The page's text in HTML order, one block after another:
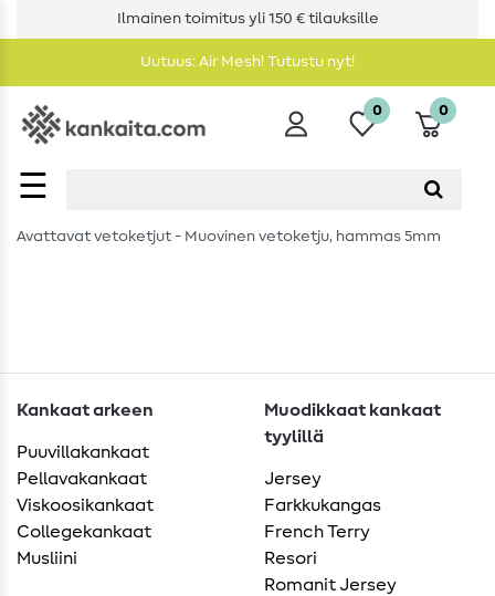
Ilmainen toimitus yli 150 € tilauksille
Uutuus: Air Mesh! Tutustu nyt!
☰
0 0
Avattavat vetoketjut - Muovinen vetoketju, hammas 5mm
Kankaat arkeen
Puuvillakankaat
Pellavakankaat
Viskoosikankaat
Collegekankaat
Musliini
Muodikkaat kankaat
tyylillä
Jersey
Farkkukangas
French Terry
Resori
Romanit Jersey